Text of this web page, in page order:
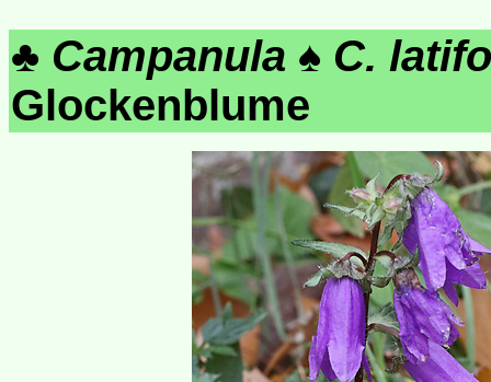
♣ Campanula ♠ C.
Glockenblume